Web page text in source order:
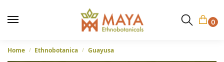
0
Home / Ethnobotanica / Guayusa